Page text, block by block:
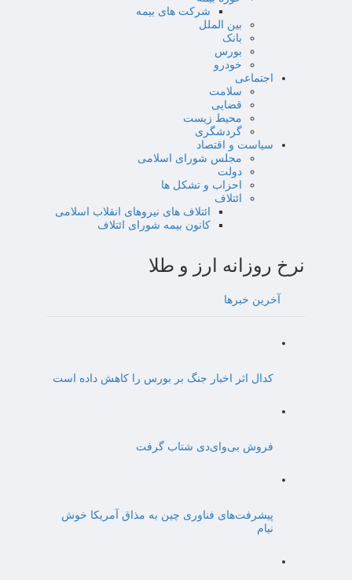
شرکت های بیمه
بین الملل
بانک
بورس
خودرو
اجتماعی
سلامت
قضایی
محیط زیست
گردشگری
سیاست و اقتصاد
مجلس شورای اسلامی
دولت
احزاب و تشکل ها
ائتلاف
ائتلاف های نیروهای انقلاب اسلامی
کانون بیمه شورای ائتلاف
نرخ روزانه ارز و طلا
آخرین خبرها
کدال اثر اخبار جنگ بر بورس را کاهش داده است
فروش بی‌وای‌دی شتاب گرفت
پیشرفت‌های فناوری چین به مذاق آمریکا خوش
نیام